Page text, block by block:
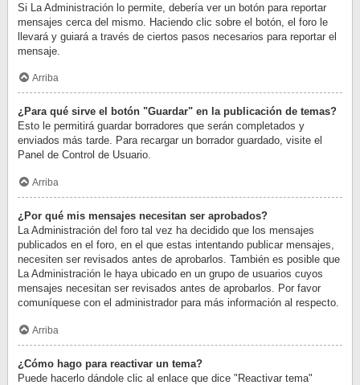
Si La Administración lo permite, debería ver un botón para reportar
mensajes cerca del mismo. Haciendo clic sobre el botón, el foro le
llevará y guiará a través de ciertos pasos necesarios para reportar el
mensaje.
Arriba
¿Para qué sirve el botón "Guardar" en la publicación de temas?
Esto le permitirá guardar borradores que serán completados y
enviados más tarde. Para recargar un borrador guardado, visite el
Panel de Control de Usuario.
Arriba
¿Por qué mis mensajes necesitan ser aprobados?
La Administración del foro tal vez ha decidido que los mensajes
publicados en el foro, en el que estas intentando publicar mensajes,
necesiten ser revisados antes de aprobarlos. También es posible que
La Administración le haya ubicado en un grupo de usuarios cuyos
mensajes necesitan ser revisados antes de aprobarlos. Por favor
comuníquese con el administrador para más información al respecto.
Arriba
¿Cómo hago para reactivar un tema?
Puede hacerlo dándole clic al enlace que dice "Reactivar tema"